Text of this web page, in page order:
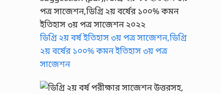
ডিগ্রি ২য় বর্ষ ইতিহাস ৩য় পত্র সাজেশন,ডিগ্রি
২য় বর্ষের ১০০% কমন ইতিহাস ৩য় পত্র
সাজেশন